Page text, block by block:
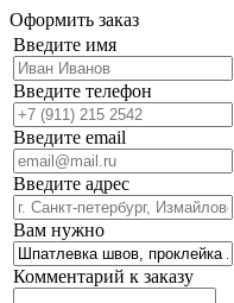
Оформить заказ
Введите имя
Введите телефон
Введите email
Введите адрес
Вам нужно
Комментарий к заказу